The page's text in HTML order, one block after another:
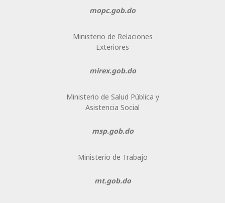
mopc.gob.do
Ministerio de Relaciones
Exteriores
mirex.gob.do
Ministerio de Salud Pública y
Asistencia Social
msp.gob.do
Ministerio de Trabajo
mt.gob.do